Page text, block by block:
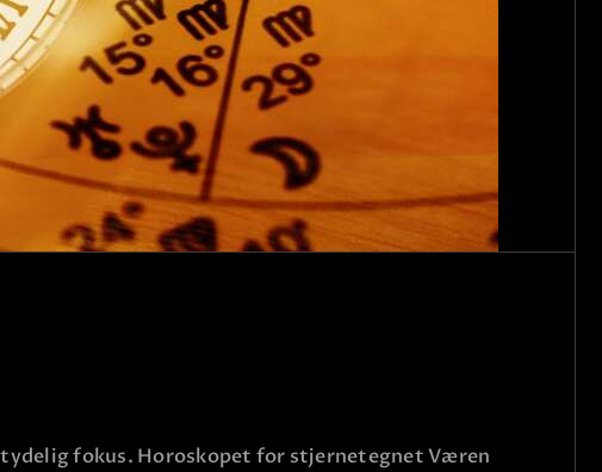
fokus. Horoskopet for stjernetegnet Væren